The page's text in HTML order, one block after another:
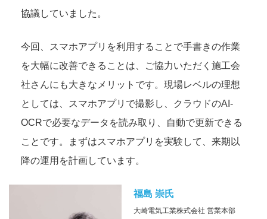
協議していました。
今回、スマホアプリを利用することで手書きの作業
を大幅に改善できることは、ご協力いただく施工会
社さんにも大きなメリットです。現場レベルの理想
としては、スマホアプリで撮影し、クラウドのAI-
OCRで必要なデータを読み取り、自動で更新できる
ことです。まずはスマホアプリを実験して、来期以
降の運用を計画しています。
福島 崇氏
大崎電気工業株式会社 営業本部